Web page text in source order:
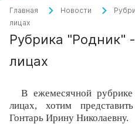
Главная Новости
лицах
Рубрика "Родник"
лицах
В ежемесячной
лицах, хотим
Гонтарь Ирину Николаевну.